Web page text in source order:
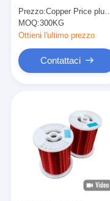
e prestazioni in rosso
naturale o verde
Prezzo:Copper Price plus Processing Fee plus Freight
MOQ:300KG
Ottieni l'ultimo prezzo
Contattaci